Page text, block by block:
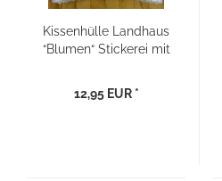
Kissenhülle Landhaus
“Blumen“ Stickerei mit
12,95 EUR *